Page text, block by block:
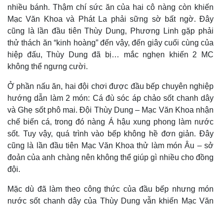
Kinh tế
Bất động sản
Khởi nghiệp
Thị trường
Giá vàng
Tiêu dùng
Tỷ giá
nhiều bánh. Thậm chí sức ăn của hai cô nàng còn khiến
Mạc Văn Khoa và Phát La phải sững sờ bất ngờ. Đây
cũng là lần đầu tiên Thùy Dung, Phương Linh gặp phải
thử thách ăn “kinh hoàng” đến vậy, đến giây cuối cùng của
hiệp đấu, Thùy Dung đã bị… mắc nghẹn khiến 2 MC
không thể ngưng cười.
Ở phần nấu ăn, hai đội chơi được đầu bếp chuyên nghiệp
hướng dẫn làm 2 món: Cá đù sóc áp chảo sốt chanh dây
và Ghẹ sốt phô mai. Đội Thùy Dung – Mạc Văn Khoa nhận
chế biến cá, trong đó nàng Á hậu xung phong làm nước
sốt. Tuy vậy, quá trình vào bếp không hề đơn giản. Đây
cũng là lần đầu tiên Mạc Văn Khoa thử làm món Âu – sở
đoản của anh chàng nên không thể giúp gì nhiều cho đồng
đội.
Mặc dù đã làm theo công thức của đầu bếp nhưng món
nước sốt chanh dây của Thùy Dung vẫn khiến Mạc Văn